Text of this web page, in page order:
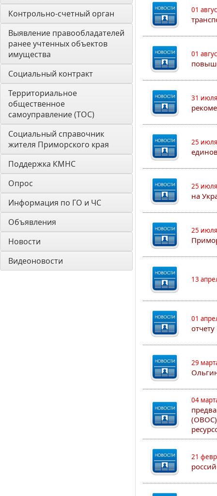
Контрольно-счетный орган
Выявление правообладателей
ранее учтенных объектов
имущества
Социальный контракт
Территориальное
общественное
самоуправление (ТОС)
Социальный справочник
жителя Приморского края
Поддержка КМНС
Опрос
Информация по ГО и ЧС
Объявления
Новости
Видеоновости
01
01
31
25
25
на
25
13
01
29
04
21